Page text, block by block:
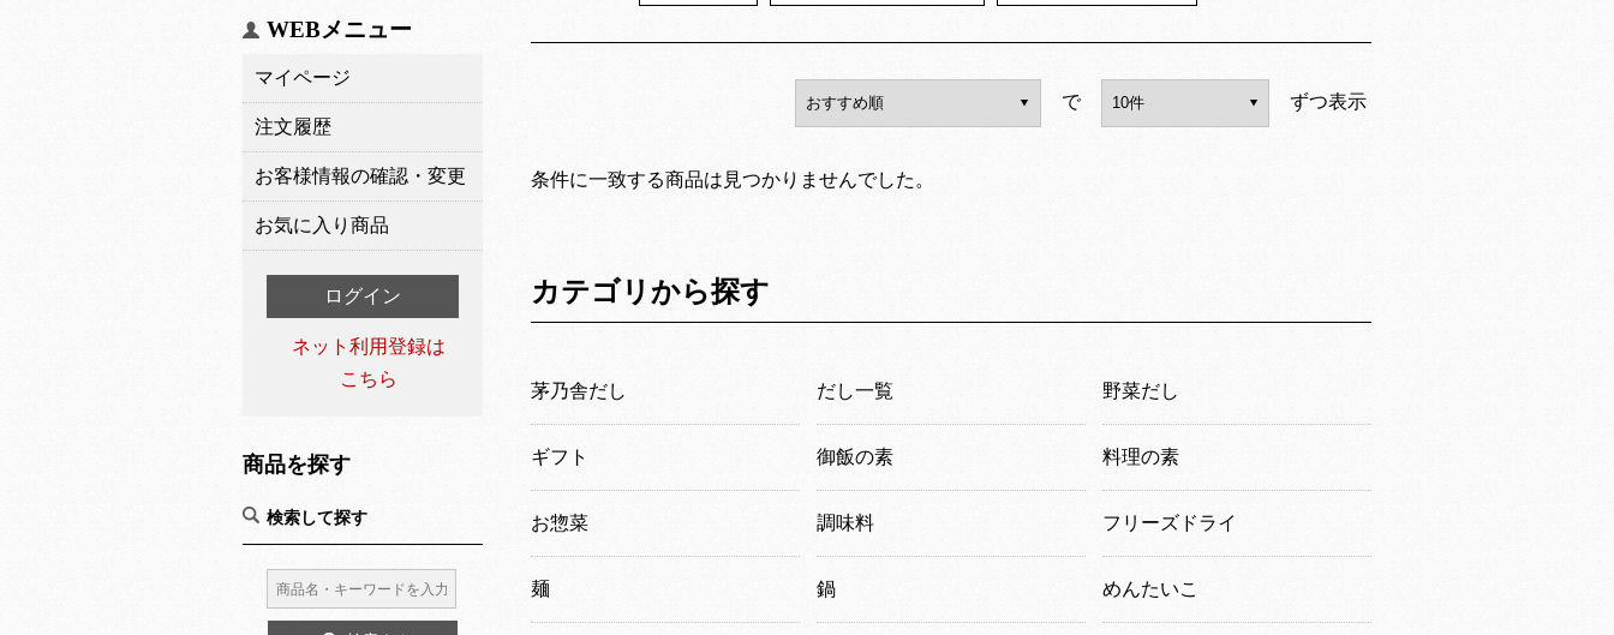
WEBメニュー
マイページ
注文履歴
お客様情報の確認・変更
お気に入り商品
ログイン
ネット利用登録は
こちら
商品を探す
検索して探す
で ずつ表示
条件に一致する商品は見つかりませんでした。
カテゴリから探す
茅乃舎だし だし一覧 野菜だし
ギフト 御飯の素 料理の素
お惣菜 調味料 フリーズドライ
麺 鍋 めんたいこ